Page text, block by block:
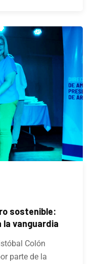
sostenible:
la vanguardia
Colón
parte de la